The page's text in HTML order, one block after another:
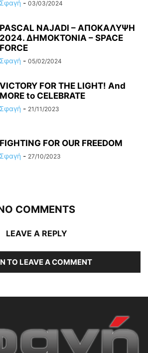
Σφαγή - 03/03/2024
PASCAL NAJADI – ΑΠΟΚΑΛΥΨΗ
2024. ΔΗΜΟΚΤΟΝΙΑ – SPACE
FORCE
Σφαγή - 05/02/2024
VICTORY FOR THE LIGHT! And
MORE to CELEBRATE
Σφαγή - 21/11/2023
FIGHTING FOR OUR FREEDOM
Σφαγή - 27/10/2023
COMMENTS
LEAVE A REPLY
TO LEAVE A COMMENT